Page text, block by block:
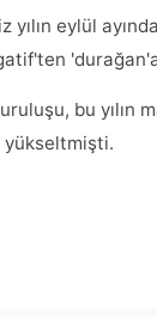
yılın eylül
bu yılın
yükseltmişti.